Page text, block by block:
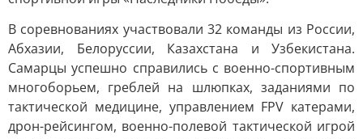
В соревнованиях участвовали 32 команды из России,
Абхазии, Белоруссии, Казахстана и Узбекистана.
Самарцы успешно справились с военно-спортивным
многоборьем, греблей на шлюпках, заданиями по
тактической медицине, управлением FPV катерами,
дрон-рейсингом, военно-полевой тактической игрой